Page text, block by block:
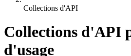
Collections d'API
Collections d'API
d'usage